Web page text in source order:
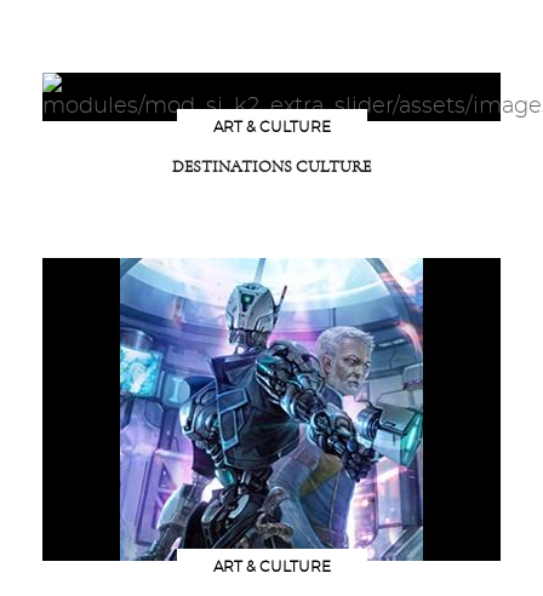
ART & CULTURE
DESTINATIONS CULTURE
ART & CULTURE